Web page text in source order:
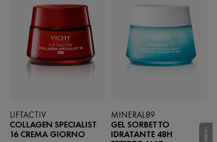
LIFTACTIV
COLLAGEN SPECIALIST
16 CREMA GIORNO
MINERAL89
GEL SORBETTO
IDRATANTE 48H